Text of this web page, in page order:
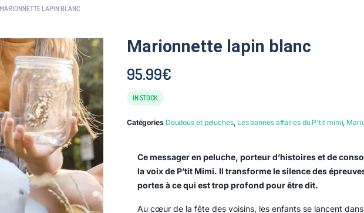
MARIONNETTE LAPIN BLANC
Marionnette lapin blanc
95.99€
IN STOCK
Catégories Doudous et peluches, Les bonnes affaires du P'tit mimi
Ce messager en peluche, porteur d’histoires et de
la voix de P’tit Mimi. Il transforme le silence des
portes à ce qui est trop profond pour être dit.
Au cœur de la fête des voisins, les enfants se lancent